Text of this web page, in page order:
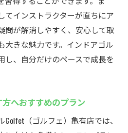
てインストラクターが直ちにア
問が解消しやすく、安心して取
大きな魅力です。インドアゴル
し、自分だけのペースで成長を
へおすすめのプラン
（ゴルフェ）亀有店では、